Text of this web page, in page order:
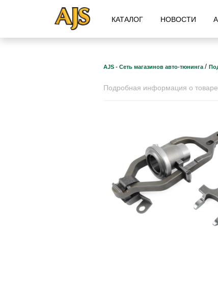
КАТАЛОГ НОВОСТИ
AJS - Сеть магазинов авто-тюнинга /
Подробная информация о